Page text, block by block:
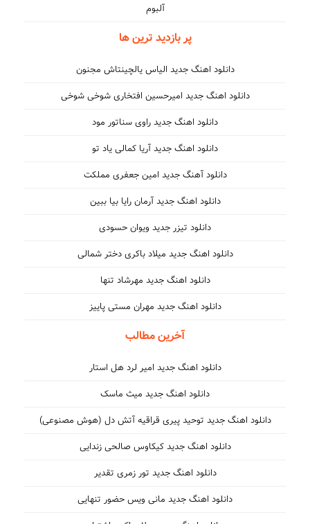
آلبوم
پر بازدید ترین ها
دانلود اهنگ جدید الیاس یالچینتاش مجنون
دانلود اهنگ جدید امیرحسین افتخاری شوخی شوخی
دانلود اهنگ جدید راوی سناتور مود
دانلود اهنگ جدید آریا کمالی یاد تو
دانلود آهنگ جدید امین جعفری مملکت
دانلود اهنگ جدید آرمان رایا بیا ببین
دانلود تیزر جدید ویوان حسودی
دانلود اهنگ جدید میلاد باکری دختر شمالی
دانلود اهنگ جدید مهرشاد تنها
دانلود اهنگ جدید مهران مستی پاییز
آخرین مطالب
دانلود اهنگ جدید امیر لرد هل استار
دانلود اهنگ جدید میث ماسک
دانلود اهنگ جدید توحید پیری قراقیه آتش دل (هوش مصنوعی)
دانلود اهنگ جدید کیکاوس صالحی زندایی
دانلود اهنگ جدید تور زمری تقدیر
دانلود اهنگ جدید مانی ویس حضور تنهایی